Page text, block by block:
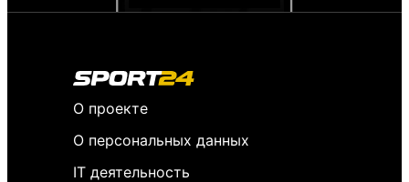
О проекте
О персональных данных
IT деятельность